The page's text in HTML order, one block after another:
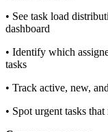
• See task load
dashboard
• Identify which
tasks
• Track active, new,
• Spot urgent tasks